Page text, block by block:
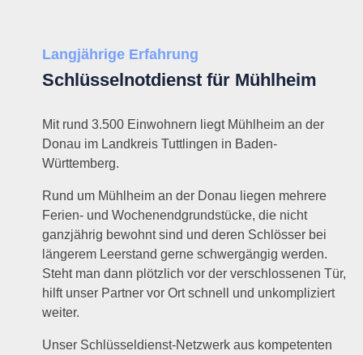
Langjährige Erfahrung
Schlüsselnotdienst für Mühlheim
Mit rund 3.500 Einwohnern liegt Mühlheim an der
Donau im Landkreis Tuttlingen in Baden-
Württemberg.
Rund um Mühlheim an der Donau liegen mehrere
Ferien- und Wochenendgrundstücke, die nicht
ganzjährig bewohnt sind und deren Schlösser bei
längerem Leerstand gerne schwergängig werden.
Steht man dann plötzlich vor der verschlossenen Tür,
hilft unser Partner vor Ort schnell und unkompliziert
weiter.
Unser Schlüsseldienst-Netzwerk aus kompetenten